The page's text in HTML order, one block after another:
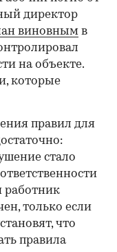
директор
виновным в
на объекте.
которые
правил для
стало
работник
только если
что
правила